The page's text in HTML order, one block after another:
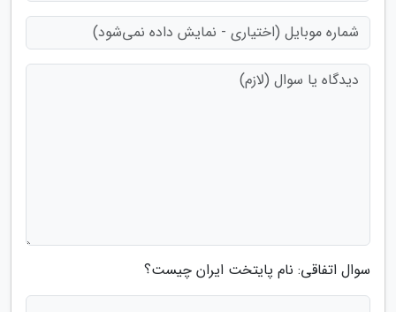
سوال اتفاقی: نام پایتخت ایران چیست؟